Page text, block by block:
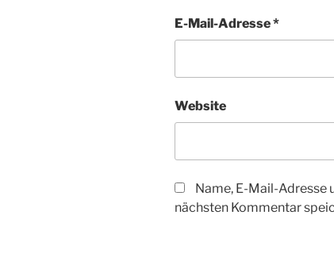
E-Mail-Adresse*
Website
Name, E-Mail-Adresse
nächsten Kommentar